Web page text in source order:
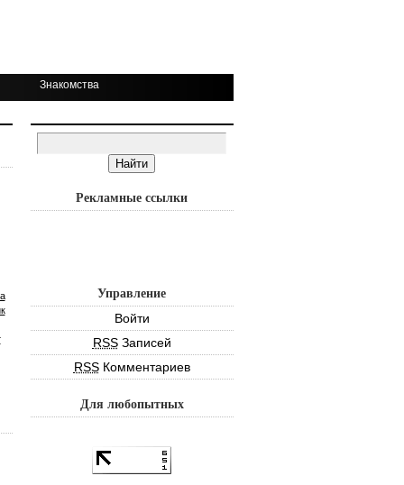
Знакомства
Рекламные ссылки
Управление
Войти
RSSЗаписей
RSSКомментариев
Для любопытных